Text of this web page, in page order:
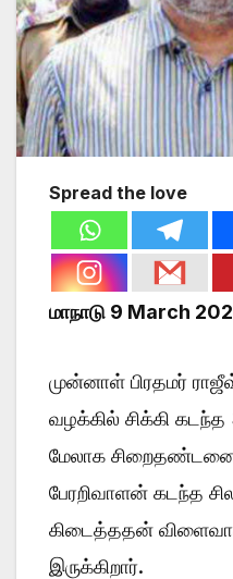
Spread the love
மாநாடு 9 March
முன்னாள் பிரதமர்
வழக்கில் சிக்கி
மேலாக
பேரறிவாளன் கடந்த
கிடைத்ததன்
இருக்கிறார்.